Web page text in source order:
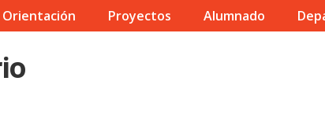
Orientación Proyectos Alumnado